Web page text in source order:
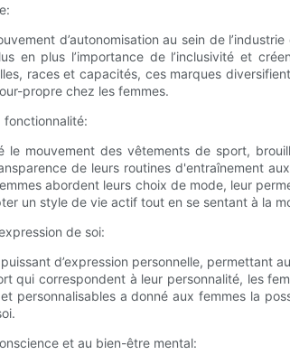
d’autonomisation au sein de
en plus l’importance de l’inclusivité et
races et capacités, ces marques
propre chez les femmes.
fonctionnalité:
le mouvement des vêtements de sport,
de leurs routines d'entraînement
abordent leurs choix de mode, leur
un style de vie actif tout en se sentant à la
de soi:
d’expression personnelle,
qui correspondent à leur personnalité, les
personnalisables a donné aux femmes la
et au bien-être mental: